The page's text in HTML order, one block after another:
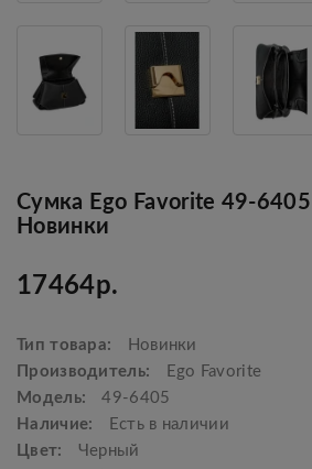
Сумка Ego Favorite 49-
Новинки
17464р.
Тип товара:
Новинки
Производитель:
Ego Favorite
Модель:
49-6405
Наличие:
Есть в наличии
Цвет:
Черный